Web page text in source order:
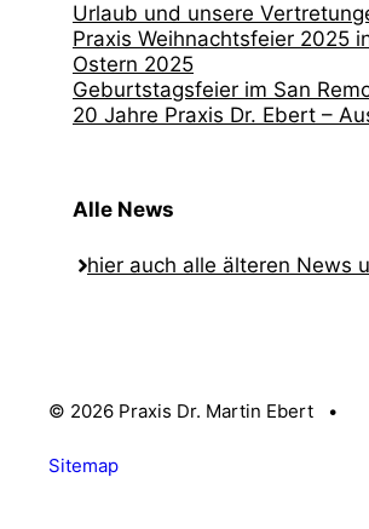
Urlaub und unsere
Praxis Weihnachtsfeier 2025
Ostern 2025
Geburtstagsfeier im San
20 Jahre Praxis Dr. Ebert –
Alle News
hier auch alle älteren News
© 2026 Praxis Dr. Martin Ebert •
Sitemap